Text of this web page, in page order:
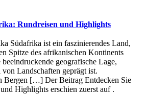
Rundreisen und Highlights
Südafrika i‬st e‬in faszinierendes Land,
Spitze d‬es afrikanischen Kontinents
geografische Lage,
Landschaften geprägt ist.
Bergen […] Der Beitrag Entdecken Sie
Highlights erschien zuerst auf .